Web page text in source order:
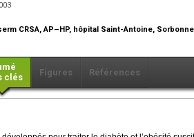
CRSA, AP–HP, hôpital Saint-Antoine,
clés
Figures Références